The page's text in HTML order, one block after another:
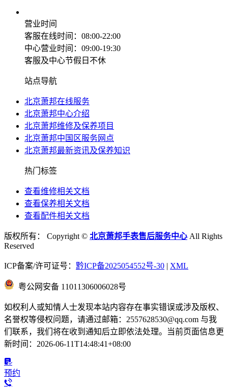
营业时间
客服在线时间：08:00-22:00
中心营业时间：09:00-19:30
客服及中心节假日不休
站点导航
北京萧邦在线服务
北京萧邦中心介绍
北京萧邦维修及保养项目
北京萧邦中国区服务网点
北京萧邦最新资讯及保养知识
热门标签
查看维修相关文档
查看保养相关文档
查看配件相关文档
版权所有： Copyright © 北京萧邦手表售后服务中心 All Rights
Reserved
ICP备案/许可证号： 黔ICP备2025054552号-30 | XML
粤公网安备 11011306006028号
如权利人或知情人士发现本站内容存在事实错误或涉及版权、
名誉权等侵权问题，请通过邮箱：2557628530@qq.com 与我
们联系，我们将在收到通知后立即依法处理。当前页面信息更
新时间：2026-06-11T14:48:41+08:00

预约
